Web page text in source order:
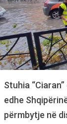
Stuhia
edhe
përmbytje në